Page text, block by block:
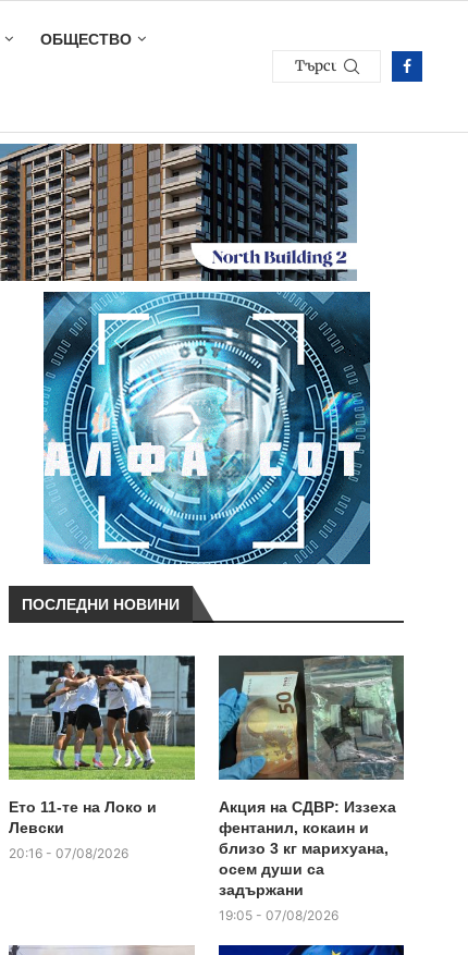
ОБЩЕСТВО
ПОСЛЕДНИ НОВИНИ
Ето 11-те на Локо и
Левски
20:16 - 07/08/2026
Акция на СДВР: Иззеха
фентанил, кокаин и
близо 3 кг марихуана,
осем души са
задържани
19:05 - 07/08/2026